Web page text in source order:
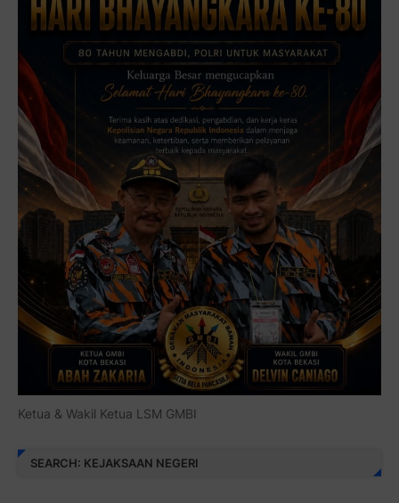
Ketua & Wakil Ketua LSM GMBI
SEARCH: KEJAKSAAN NEGERI